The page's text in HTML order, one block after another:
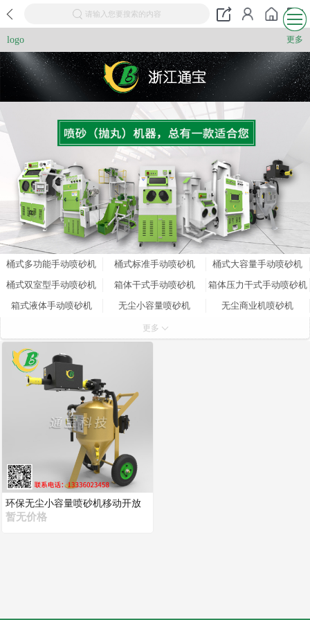
请输入您要搜索的内容
logo 更多
桶式多功能手动喷砂机 桶式标准手动喷砂机
桶式大容量手动喷砂机
桶式双室型手动喷砂机
箱体干式手动喷砂机
箱体压力干式手动喷砂机
箱式液体手动喷砂机
无尘小容量喷砂机
无尘商业机喷砂机
无尘可移动式喷砂机
桌面喷砂机
更多
环保无尘小容量喷砂机移动开放
式表面清理喷砂设备DB150
暂无价格